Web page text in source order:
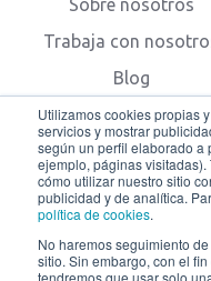
Utilizamos cookies propias
servicios y mostrar
según un perfil elaborado a
ejemplo, páginas
cómo utilizar nuestro sitio
publicidad y de analítica.
política de cookies.
No haremos seguimiento
sitio. Sin embargo, con el
tendremos que usar solo
Sobre nosotros
Trabaja con
Blog